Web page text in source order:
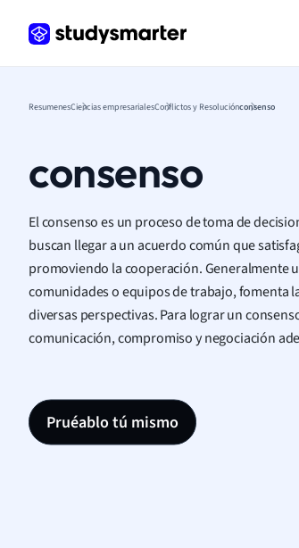
ResumenesCiencias empresarialesConflictos y Resoluciónconsenso
consenso
El consenso es un proceso de toma de
buscan llegar a un acuerdo común que
promoviendo la cooperación. Generalmente
comunidades o equipos de trabajo, fomenta
diversas perspectivas. Para lograr un
comunicación, compromiso y negociación
Pruéablo tú mismo